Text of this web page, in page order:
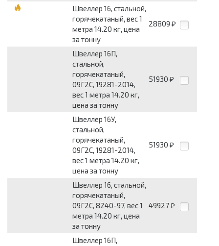
Швеллер 16, стальной,
горячекатаный, вес 1
метра 14.20 кг, цена
за тонну
28809 ₽
Швеллер 16П,
стальной,
горячекатаный,
09Г2С, 19281-2014,
вес 1 метра 14.20 кг,
цена за тонну
51930 ₽
Швеллер 16У,
стальной,
горячекатаный,
09Г2С, 19281-2014,
вес 1 метра 14.20 кг,
цена за тонну
51930 ₽
Швеллер 16, стальной,
горячекатаный,
09Г2С, 8240-97, вес 1
метра 14.20 кг, цена
за тонну
49927 ₽
Швеллер 16П,